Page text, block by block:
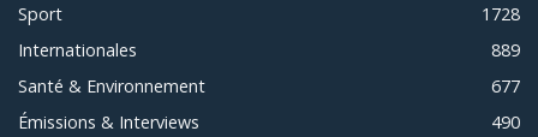
Sport
1728
Internationales
889
Santé & Environnement
677
Émissions & Interviews
490